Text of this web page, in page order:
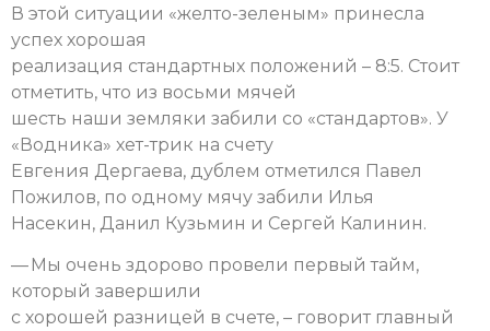
В этой ситуации «желто-зеленым» принесла
успех хорошая
реализация стандартных положений – 8:5. Стоит
отметить, что из восьми мячей
шесть наши земляки забили со «стандартов». У
«Водника» хет-трик на счету
Евгения Дергаева, дублем отметился Павел
Пожилов, по одному мячу забили Илья
Насекин, Данил Кузьмин и Сергей Калинин.
— Мы очень здорово провели первый тайм,
который завершили
с хорошей разницей в счете, – говорит главный